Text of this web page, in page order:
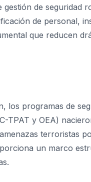
gestión de seguridad
de personal,
que reducen
los programas de
TPAT y OEA)
terroristas
un marco